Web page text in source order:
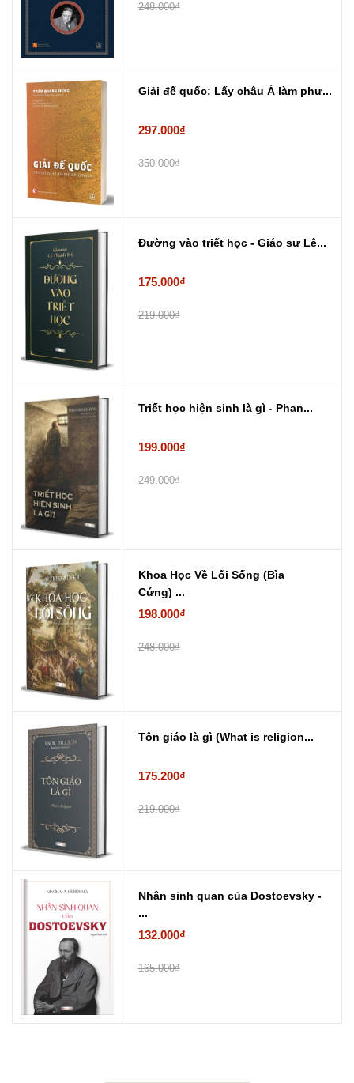
248.000₫
Giải đế quốc: Lấy châu Á làm phư...
297.000₫
350.000₫
Đường vào triết học - Giáo sư Lê...
175.000₫
219.000₫
Triết học hiện sinh là gì - Phan...
199.000₫
249.000₫
Khoa Học Về Lối Sống (Bìa
Cứng) ...
198.000₫
248.000₫
Tôn giáo là gì (What is religion...
175.200₫
219.000₫
Nhân sinh quan của Dostoevsky -
...
132.000₫
165.000₫